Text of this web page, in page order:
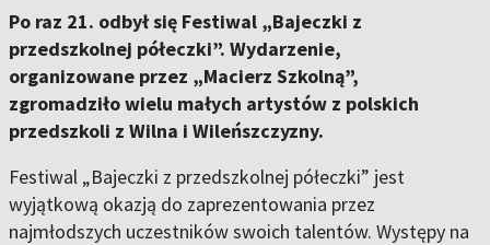
Po raz 21. odbył się Festiwal „Bajeczki z
przedszkolnej półeczki”. Wydarzenie,
organizowane przez „Macierz Szkolną”,
zgromadziło wielu małych artystów z polskich
przedszkoli z Wilna i Wileńszczyzny.
Festiwal „Bajeczki z przedszkolnej półeczki” jest
wyjątkową okazją do zaprezentowania przez
najmłodszych uczestników swoich talentów. Występy na